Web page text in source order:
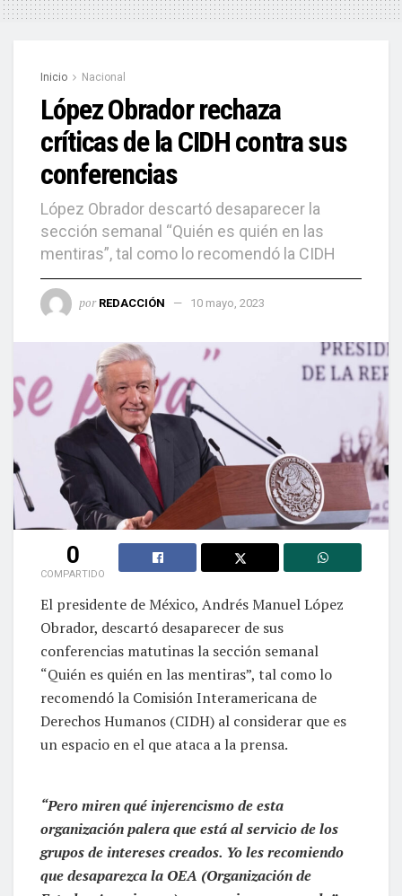
Inicio Nacional
López Obrador rechaza
críticas de la CIDH contra sus
conferencias
López Obrador descartó desaparecer la
sección semanal “Quién es quién en las
mentiras”, tal como lo recomendó la CIDH
por REDACCIÓN 10 mayo, 2023
0
COMPARTIDO
El presidente de México, Andrés Manuel López
Obrador, descartó desaparecer de sus
conferencias matutinas la sección semanal
“Quién es quién en las mentiras”, tal como lo
recomendó la Comisión Interamericana de
Derechos Humanos (CIDH) al considerar que es
un espacio en el que ataca a la prensa.
“Pero miren qué injerencismo de esta
organización palera que está al servicio de los
grupos de intereses creados. Yo les recomiendo
que desaparezca la OEA (Organización de